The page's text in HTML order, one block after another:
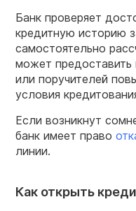
Банк проверяет
кредитную историю
самостоятельно
может предоставить
или поручителей
условия
Если возникнут
банк имеет право
линии.
Как открыть